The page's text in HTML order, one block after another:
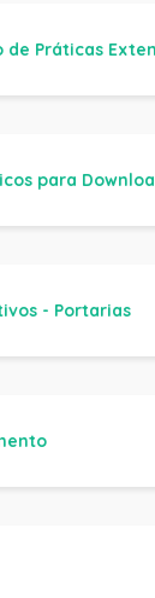
de Práticas
para
- Portarias